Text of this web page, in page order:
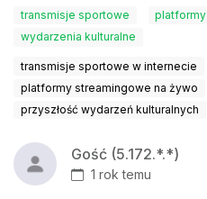
transmisje sportowe
wydarzenia kulturalne
transmisje sportowe w internecie
platformy streamingowe na żywo
przyszłość wydarzeń kulturalnych
Gość (5.172.*.*)
1 rok temu